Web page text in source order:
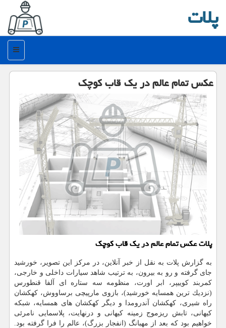
پلات
منو
عكس تمام عالم در یك قاب كوچك
پلات عكس تمام عالم در یك قاب كوچك
به گزارش پلات به نقل از خبر آنلاین، در مركز این تصویر، خورشید
جای گرفته و رو به بیرون، به ترتیب شاهد سیارات داخلی و خارجی،
كمربند كوییپر، ابر اورت، منظومه سه ستاره ای آلفا قنطورس
(نزدیك ترین همسایه خورشید)، بازوی مارپیچی برساووش، كهكشان
راه شیری، كهكشان آندرومدا و دیگر كهكشان های همسایه، شبكه
كیهانی، تابش ریزموج زمینه كیهانی و درنهایت، پلاسمایی نامرئی
خواهیم بود كه بعد از مهبانگ (انفجار بزرگ)، عالم را فرا گرفته بود.